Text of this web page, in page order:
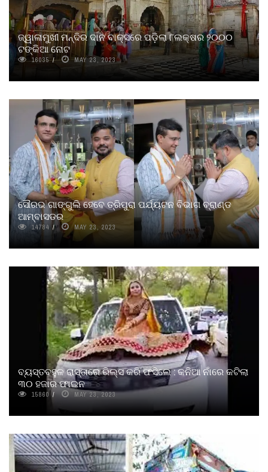
ଜ୍ୱାଳାମୁଖୀ ମନ୍ଦିର ଦାନ ବାକ୍ସରେ ପଡ଼ିଲା ୮ଲକ୍ଷର ୨୦୦୦
ଟଙ୍କିଆ ନୋଟ
16035 MAY 23, 2023
ସୌରଭ ଗାଙ୍ଗୁଲି ହେବେ ତ୍ରିପୁରା ପର୍ଯ୍ୟଟନ ବିଭାଗ ବ୍ରାଣ୍ଡ
ଆମ୍ବାସଡର
14784 MAY 23, 2023
ବ୍ୟସ୍ତବହୁଳ ରାସ୍ତାରେ ରିଲ୍ସ କରି ଫସିଲେ : କନିଆ ନାଁରେ କଟିଲା
୩୦ ହଜାର ଫାଇନ
15860 MAY 23, 2023